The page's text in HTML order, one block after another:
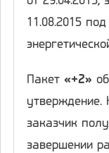
11.08.2015
Пакет «+2»
утверждение.
заказчик
завершении